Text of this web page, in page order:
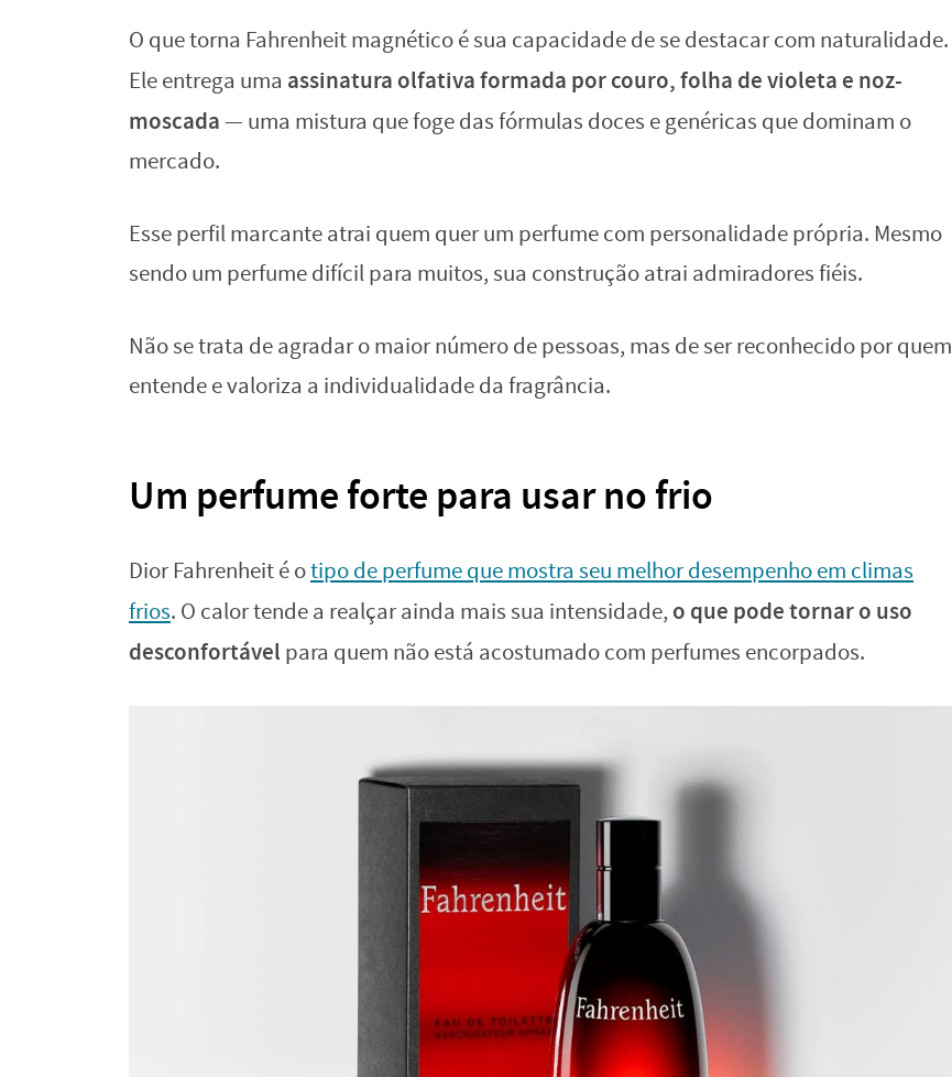
O que torna Fahrenheit magnético é sua capacidade de se destacar com naturalidade.
Ele entrega uma assinatura olfativa formada por couro, folha de violeta e noz-
moscada— uma mistura que foge das fórmulas doces e genéricas que dominam o
mercado.
Esse perfil marcante atrai quem quer um perfume com personalidade própria. Mesmo
sendo um perfume difícil para muitos, sua construção atrai admiradores fiéis.
Não se trata de agradar o maior número de pessoas, mas de ser reconhecido por quem
entende e valoriza a individualidade da fragrância.
Um perfume forte para usar no frio
Dior Fahrenheit é otipo de perfume que mostra seu melhor desempenho em climas
frios. O calor tende a realçar ainda mais sua intensidade, o que pode tornar o uso
desconfortável para quem não está acostumado com perfumes encorpados.